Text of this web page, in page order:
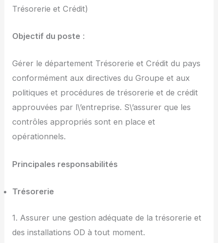
Trésorerie et Crédit)
Objectif du poste :
Gérer le département Trésorerie et Crédit du pays
conformément aux directives du Groupe et aux
politiques et procédures de trésorerie et de crédit
approuvées par l\’entreprise. S\’assurer que les
contrôles appropriés sont en place et
opérationnels.
Principales responsabilités
Trésorerie
1. Assurer une gestion adéquate de la trésorerie et
des installations OD à tout moment.